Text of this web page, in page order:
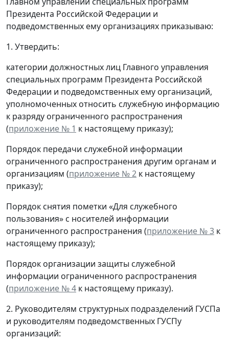
Президента Российской Федерации и
подведомственных ему организациях приказываю:
1. Утвердить:
категории должностных лиц Главного управления
специальных программ Президента Российской
Федерации и подведомственных ему организаций,
уполномоченных относить служебную информацию
к разряду ограниченного распространения
(приложение № 1 к настоящему приказу);
Порядок передачи служебной информации
ограниченного распространения другим органам и
организациям (приложение № 2 к настоящему
приказу);
Порядок снятия пометки «Для служебного
пользования» с носителей информации
ограниченного распространения (приложение № 3 к
настоящему приказу);
Порядок организации защиты служебной
информации ограниченного распространения
(приложение № 4 к настоящему приказу).
2. Руководителям структурных подразделений ГУСПа
и руководителям подведомственных ГУСПу
организаций: